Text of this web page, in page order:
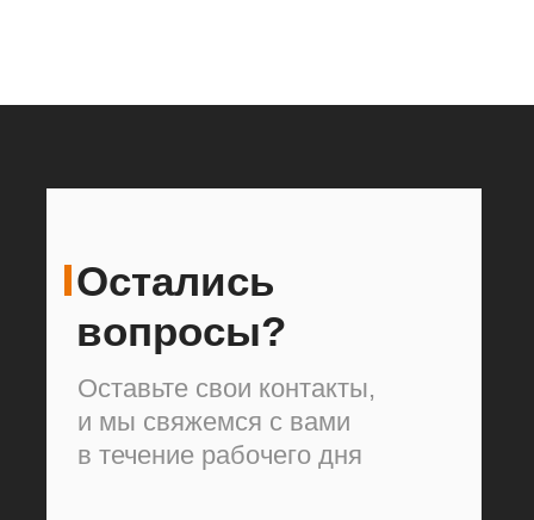
Остались
вопросы?
Оставьте свои контакты,
и мы свяжемся с вами
в течение рабочего дня